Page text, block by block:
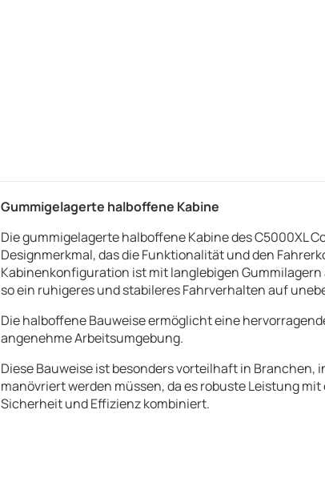
Gummigelagerte halboffene Kabine
Die gummigelagerte halboffene Kabine des C5000XL
Designmerkmal, das die Funktionalität und den
Kabinenkonfiguration ist mit langlebigen
so ein ruhigeres und stabileres Fahrverhalten auf
Die halboffene Bauweise ermöglicht eine
angenehme Arbeitsumgebung.
Diese Bauweise ist besonders vorteilhaft in Branchen,
manövriert werden müssen, da es robuste Leistung
Sicherheit und Effizienz kombiniert.